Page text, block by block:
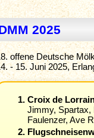
2025
offene Deutsche
- 15. Juni 2025,
Croix de
Jimmy, Spartax,
Faulenzer, Ave